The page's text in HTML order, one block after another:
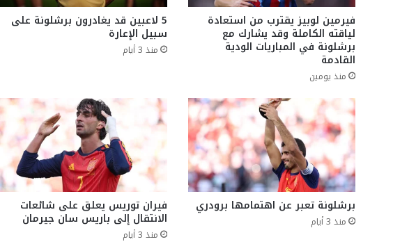
فيرمين لوبيز يقترب من استعادة
لياقته الكاملة وقد يشارك مع
برشلونة في المباريات الودية
القادمة
منذ يومين
5 لاعبين قد يغادرون برشلونة على
سبيل الإعارة
منذ 3 أيام
برشلونة تعبر عن اهتمامها برودري
منذ 3 أيام
فيران توريس يعلق على شائعات
الانتقال إلى باريس سان جيرمان
منذ 3 أيام